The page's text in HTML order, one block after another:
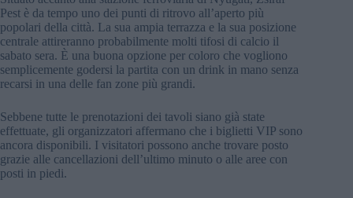
Pest è da tempo uno dei punti di ritrovo all’aperto più
popolari della città. La sua ampia terrazza e la sua posizione
centrale attireranno probabilmente molti tifosi di calcio il
sabato sera. È una buona opzione per coloro che vogliono
semplicemente godersi la partita con un drink in mano senza
recarsi in una delle fan zone più grandi.
Sebbene tutte le prenotazioni dei tavoli siano già state
effettuate, gli organizzatori affermano che i biglietti VIP sono
ancora disponibili. I visitatori possono anche trovare posto
grazie alle cancellazioni dell’ultimo minuto o alle aree con
posti in piedi.